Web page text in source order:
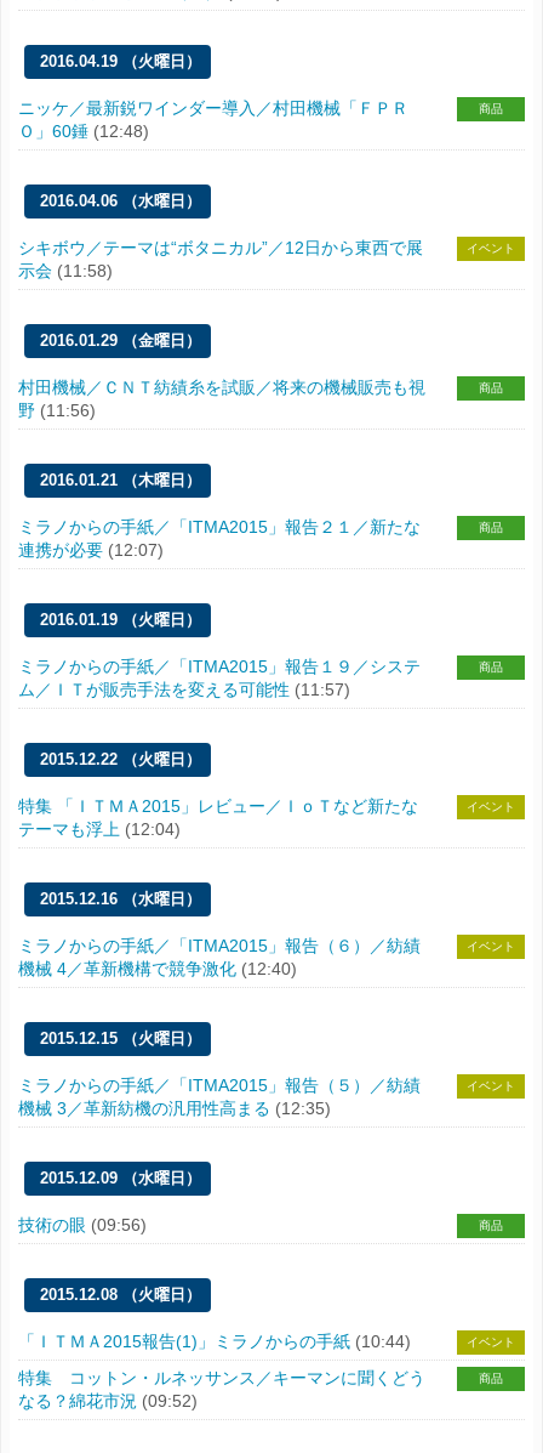
2016.04.19 （火曜日）
ニッケ／最新鋭ワインダー導入／村田機械「ＦＰＲ
Ｏ」60錘 (12:48)
商品
2016.04.06 （水曜日）
シキボウ／テーマは“ボタニカル”／12日から東西で展
示会 (11:58)
イベント
2016.01.29 （金曜日）
村田機械／ＣＮＴ紡績糸を試販／将来の機械販売も視
野 (11:56)
商品
2016.01.21 （木曜日）
ミラノからの手紙／「ITMA2015」報告２１／新たな
連携が必要 (12:07)
商品
2016.01.19 （火曜日）
ミラノからの手紙／「ITMA2015」報告１９／システ
ム／ＩＴが販売手法を変える可能性 (11:57)
商品
2015.12.22 （火曜日）
特集 「ＩＴＭＡ2015」レビュー／ＩｏＴなど新たな
テーマも浮上 (12:04)
イベント
2015.12.16 （水曜日）
ミラノからの手紙／「ITMA2015」報告（６）／紡績
機械 4／革新機構で競争激化 (12:40)
イベント
2015.12.15 （火曜日）
ミラノからの手紙／「ITMA2015」報告（５）／紡績
機械 3／革新紡機の汎用性高まる (12:35)
イベント
2015.12.09 （水曜日）
技術の眼 (09:56) 商品
2015.12.08 （火曜日）
「ＩＴＭＡ2015報告(1)」ミラノからの手紙 (10:44) イベント
特集 コットン・ルネッサンス／キーマンに聞くどう
なる？綿花市況 (09:52)
商品